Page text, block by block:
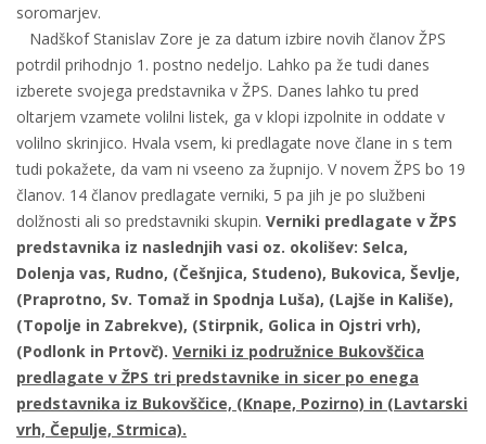
soromarjev.
Nadškof Stanislav Zore je za datum izbire novih članov ŽPS
potrdil prihodnjo 1. postno nedeljo. Lahko pa že tudi danes
izberete svojega predstavnika v ŽPS. Danes lahko tu pred
oltarjem vzamete volilni listek, ga v klopi izpolnite in oddate v
volilno skrinjico. Hvala vsem, ki predlagate nove člane in s tem
tudi pokažete, da vam ni vseeno za župnijo. V novem ŽPS bo 19
članov. 14 članov predlagate verniki, 5 pa jih je po službeni
dolžnosti ali so predstavniki skupin. Verniki predlagate v ŽPS
predstavnika iz naslednjih vasi oz. okolišev: Selca,
Dolenja vas, Rudno, (Češnjica, Studeno), Bukovica, Ševlje,
(Praprotno, Sv. Tomaž in Spodnja Luša), (Lajše in Kališe),
(Topolje in Zabrekve), (Stirpnik, Golica in Ojstri vrh),
(Podlonk in Prtovč). Verniki iz podružnice Bukovščica
predlagate v ŽPS tri predstavnike in sicer po enega
predstavnika iz Bukovščice, (Knape, Pozirno) in (Lavtarski
vrh, Čepulje, Strmica).